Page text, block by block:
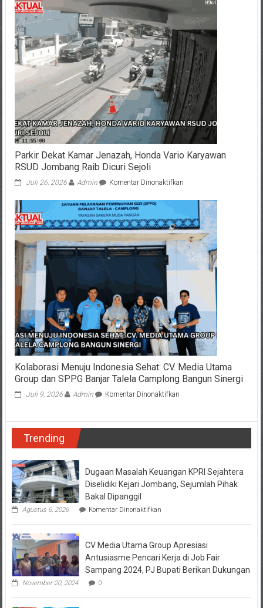
Garam
Beryodium
Dukung
Kecerdasan
dan
Pertumbuhan
Anak
Parkir Dekat Kamar Jenazah, Honda Vario Karyawan
RSUD Jombang Raib Dicuri Sejoli
Juli 26, 2026 Admin Komentar Dinonaktifkanpada
Dekat
Kamar
Jenazah,
Honda
Vario
Karyawan
RSUD
Dicuri
Sejoli
Kolaborasi Menuju Indonesia Sehat: CV. Media Utama
Group dan SPPG Banjar Talela Camplong Bangun Sinergi
Juli 9, 2026 Admin Komentar Dinonaktifkanpada
Utama
dan
Bangun
Sinergi
Trending
Dugaan Masalah Keuangan KPRI Sejahtera
Diselidiki Kejari Jombang, Sejumlah Pihak
Bakal Dipanggil
Agustus 6, 2026 Komentar Dinonaktifkanpada
Masalah
KPRI
Sejahtera
Diselidiki
Kejari
Pihak
CV Media Utama Group Apresiasi
Antusiasme Pencari Kerja di Job Fair
Sampang 2024, PJ Bupati Berikan Dukungan
November 20, 2024 0